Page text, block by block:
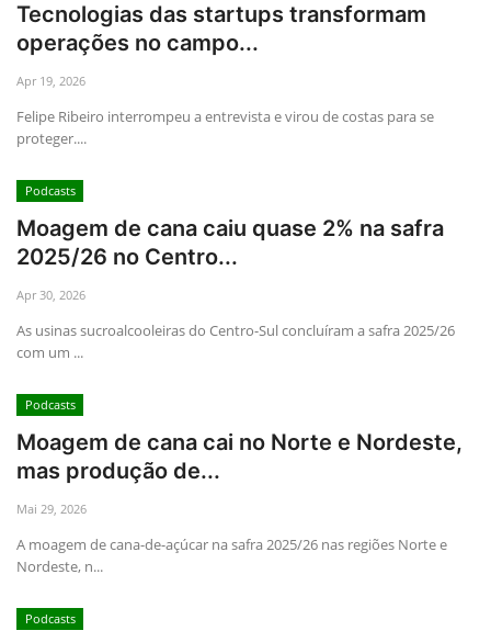
Tecnologias das startups transformam
operações no campo...
Apr 19, 2026
Felipe Ribeiro interrompeu a entrevista e virou de costas para se
proteger....
Podcasts
Moagem de cana caiu quase 2% na safra
2025/26 no Centro...
Apr 30, 2026
As usinas sucroalcooleiras do Centro-Sul concluíram a safra 2025/26
com um ...
Podcasts
Moagem de cana cai no Norte e Nordeste,
mas produção de...
Mai 29, 2026
A moagem de cana-de-açúcar na safra 2025/26 nas regiões Norte e
Nordeste, n...
Podcasts